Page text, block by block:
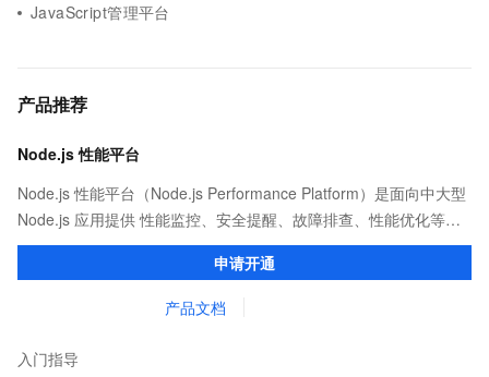
JavaScript管理平台
产品推荐
Node.js 性能平台
Node.js 性能平台（Node.js Performance Platform）是面向中大型
Node.js 应用提供 性能监控、安全提醒、故障排查、性能优化等服
务的整体性解决方案。提供完善的工具链和服务，协助客户主动、
申请开通
产品文档
入门指导